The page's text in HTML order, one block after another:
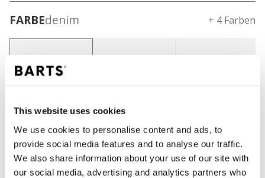
This website uses cookies
We use cookies to personalise content and ads, to
provide social media features and to analyse our traffic.
We also share information about your use of our site with
our social media, advertising and analytics partners who
FARBEdenim + 4 Farben